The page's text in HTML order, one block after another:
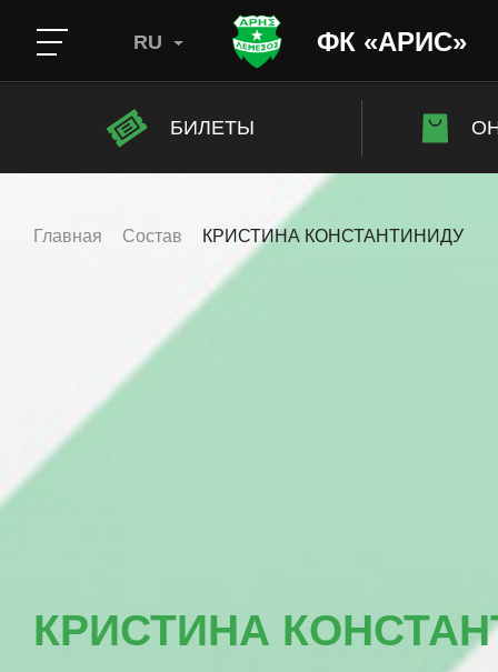
ФК «АРИС»
RU
БИЛЕТЫ
Главная Состав КРИСТИНА КОНСТАНТИНИДУ
КРИСТИНА